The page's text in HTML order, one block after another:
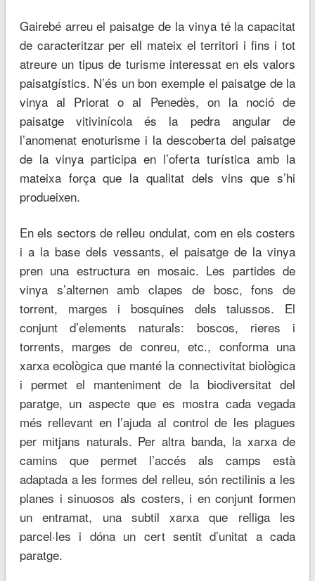
Gairebé arreu el paisatge de la vinya té la capacitat
de caracteritzar per ell mateix el territori i fins i tot
atreure un tipus de turisme interessat en els valors
paisatgístics. N’és un bon exemple el paisatge de la
vinya al Priorat o al Penedès, on la noció de
paisatge vitivinícola és la pedra angular de
l’anomenat enoturisme i la descoberta del paisatge
de la vinya participa en l’oferta turística amb la
mateixa força que la qualitat dels vins que s’hi
produeixen.
En els sectors de relleu ondulat, com en els costers
i a la base dels vessants, el paisatge de la vinya
pren una estructura en mosaic. Les partides de
vinya s’alternen amb clapes de bosc, fons de
torrent, marges i bosquines dels talussos. El
conjunt d’elements naturals: boscos, rieres i
torrents, marges de conreu, etc., conforma una
xarxa ecològica que manté la connectivitat biològica
i permet el manteniment de la biodiversitat del
paratge, un aspecte que es mostra cada vegada
més rellevant en l’ajuda al control de les plagues
per mitjans naturals. Per altra banda, la xarxa de
camins que permet l’accés als camps està
adaptada a les formes del relleu, són rectilinis a les
planes i sinuosos als costers, i en conjunt formen
un entramat, una subtil xarxa que relliga les
parcel·les i dóna un cert sentit d’unitat a cada
paratge.